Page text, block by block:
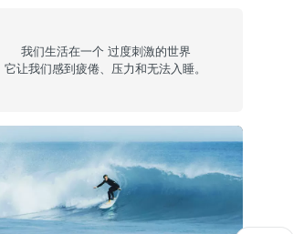
我们生活在一个 过度刺激的世界
它让我们感到疲倦、压力和无法入睡。
负面情绪(女声)